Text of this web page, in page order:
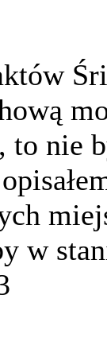
to nie
w